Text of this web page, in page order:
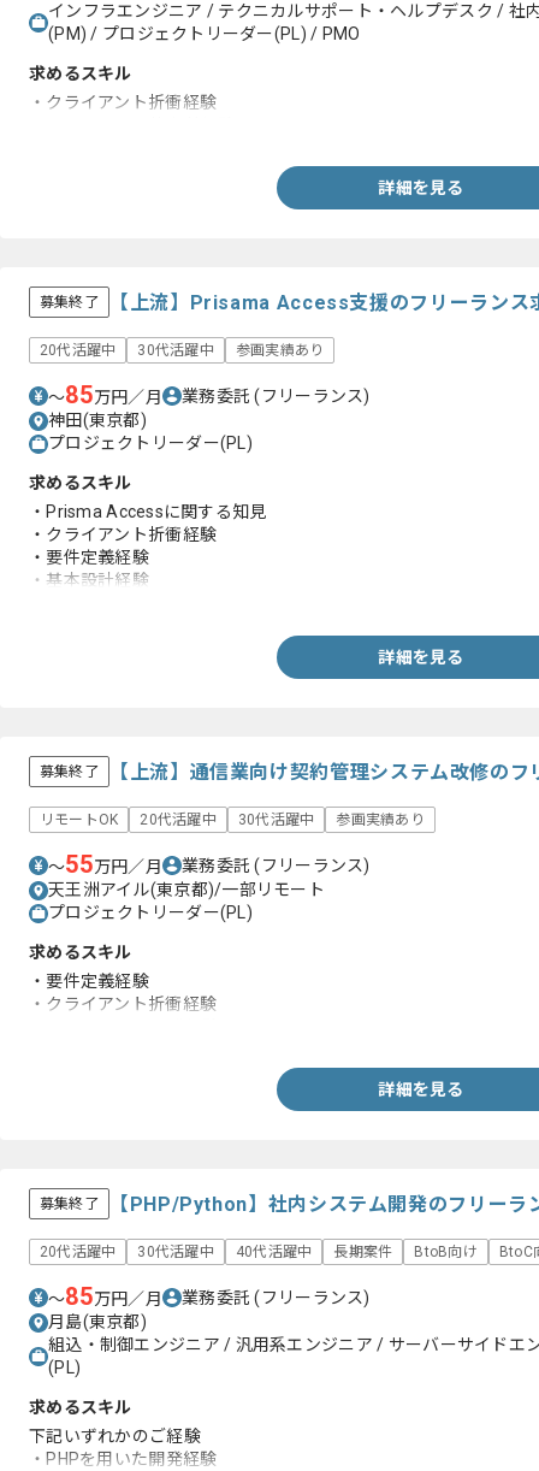
インフラエンジニア / テクニカルサポート・ヘルプデスク / 社
(PM) / プロジェクトリーダー(PL) / PMO
求めるスキル
・クライアント折衝経験
詳細を見る
募集終了 【上流】Prisama Access支援のフリーランス
20代活躍中 30代活躍中 参画実績あり
〜85万円／月 業務委託(フリーランス)
神田(東京都)
プロジェクトリーダー(PL)
求めるスキル
・Prisma Accessに関する知見
・クライアント折衝経験
・要件定義経験
・基本設計経験
詳細を見る
募集終了 【上流】通信業向け契約管理システム改修の
リモートOK 20代活躍中 30代活躍中 参画実績あり
〜55万円／月 業務委託(フリーランス)
天王洲アイル(東京都)/一部リモート
プロジェクトリーダー(PL)
求めるスキル
・要件定義経験
・クライアント折衝経験
詳細を見る
募集終了 【PHP/Python】社内システム開発のフリーラ
20代活躍中 30代活躍中 40代活躍中 長期案件 BtoB向け BtoC
〜85万円／月 業務委託(フリーランス)
月島(東京都)
組込・制御エンジニア / 汎用系エンジニア / サーバーサイドエ
(PL)
求めるスキル
下記いずれかのご経験
・PHPを用いた開発経験